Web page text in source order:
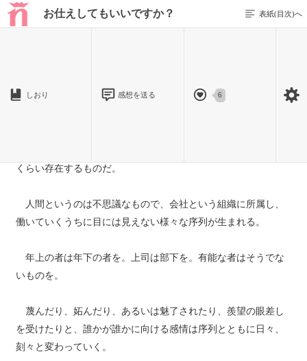
お仕えしてもいいですか？ 表紙(目次)へ
しおり 感想を送る 6
1 / 25
くらい存在するものだ。
人間というのは不思議なもので、会社という組織に所属し、
働いていくうちに目には見えない様々な序列が生まれる。
年上の者は年下の者を。上司は部下を。有能な者はそうでな
いものを。
蔑んだり、妬んだり、あるいは魅了されたり、羨望の眼差し
を受けたりと、誰かが誰かに向ける感情は序列とともに日々、
刻々と変わっていく。